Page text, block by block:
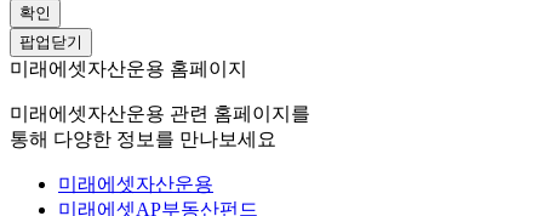
확인
팝업닫기
미래에셋자산운용 홈페이지
미래에셋자산운용 관련 홈페이지를
통해 다양한 정보를 만나보세요
미래에셋자산운용
미래에셋AP부동산펀드